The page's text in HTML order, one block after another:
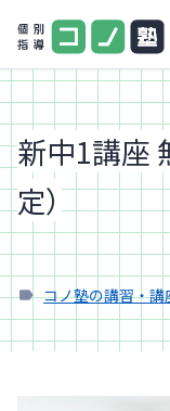
新中1講座
定）
コノ塾の講習・講